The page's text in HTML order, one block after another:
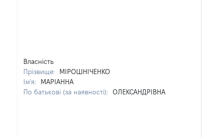
Власність
Прізвище:
МІРОШНІЧЕНКО
Ім'я:
МАРІАННА
По батькові (за наявності):
ОЛЕКСАНДРІВНА